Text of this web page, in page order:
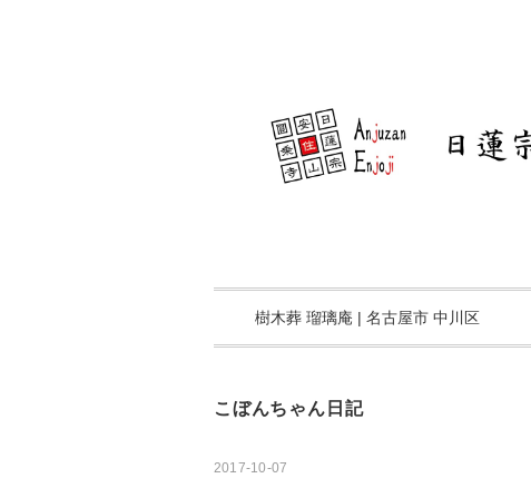
樹木葬 瑠璃庵 | 名古屋市 中川区
こぼんちゃん日記
2017-10-07